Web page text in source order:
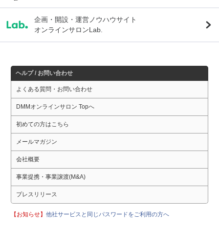
企画・開設・運営ノウハウサイト
オンラインサロンLab.
ヘルプ / お問い合わせ
よくある質問・お問い合わせ
DMMオンラインサロン Topへ
初めての方はこちら
メールマガジン
会社概要
事業提携・事業譲渡(M&A)
プレスリリース
【お知らせ】他社サービスと同じパスワードをご利用の方へ